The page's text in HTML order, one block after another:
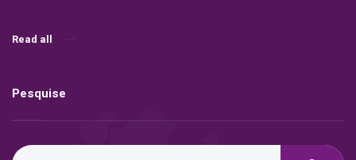
Read all
Pesquise